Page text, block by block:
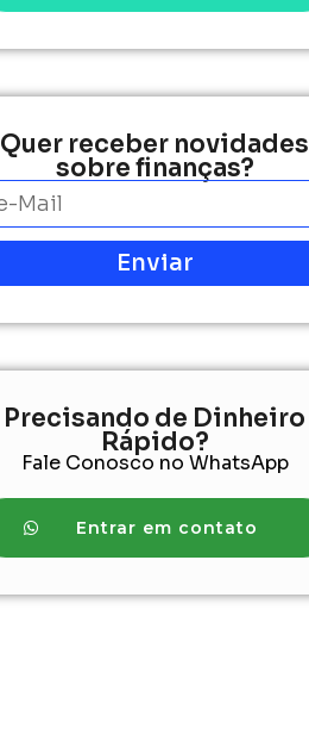
Quer receber novidades
sobre finanças?
Enviar
Precisando de Dinheiro
Rápido?
Fale Conosco no WhatsApp
Entrar em contato